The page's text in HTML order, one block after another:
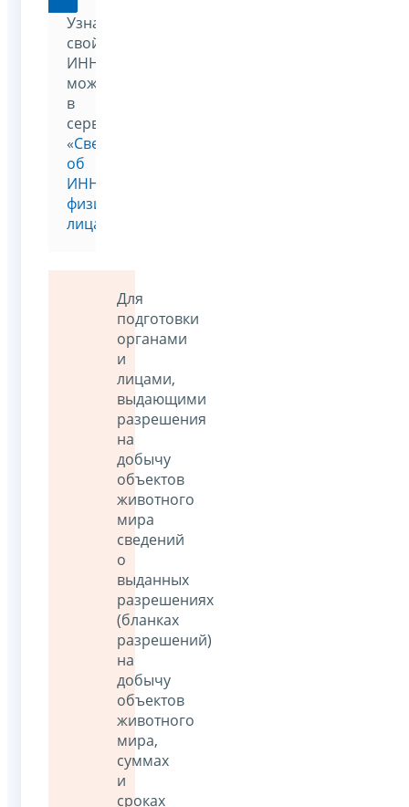
Узнать
свой
ИНН
можно
в
сервисе
«Сведения
об
ИНН
физического
лица
Для
подготовки
органами
и
лицами,
выдающими
разрешения
на
добычу
объектов
животного
мира
сведений
о
выданных
разрешениях
(бланках
разрешений)
на
добычу
объектов
животного
мира,
суммах
и
сроках